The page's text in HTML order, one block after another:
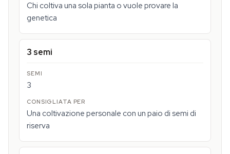
Chi coltiva una sola pianta o vuole provare la
genetica
3 semi
3
Una coltivazione personale con un paio di semi di
riserva